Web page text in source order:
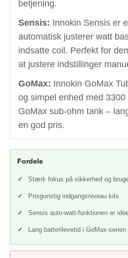
betjening.
Sensis: Innokin Sensis er
automatisk justerer watt
indsatte coil. Perfekt for
at justere indstillinger
GoMax: Innokin GoMax
og simpel enhed med
GoMax sub-ohm tank –
en god pris.
Fordele
Stærk fokus på sikkerhed og
Prisgunstig indgangsniveau kits
Sensis auto-watt-funktionen er
Lang batterilevetid i GoMax-serien